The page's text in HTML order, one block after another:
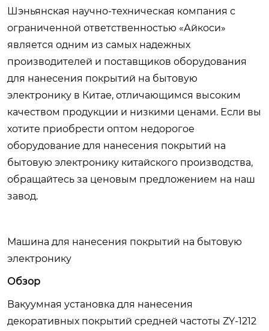
Шэньянская научно-техническая компания с
ограниченной ответственностью «Айкоси»
является одним из самых надежных
производителей и поставщиков оборудования
для нанесения покрытий на бытовую
электронику в Китае, отличающимся высоким
качеством продукции и низкими ценами. Если вы
хотите приобрести оптом недорогое
оборудование для нанесения покрытий на
бытовую электронику китайского производства,
обращайтесь за ценовым предложением на наш
завод.
Машина для нанесения покрытий на бытовую
электронику
Обзор
Вакуумная установка для нанесения
декоративных покрытий средней частоты ZY-1212